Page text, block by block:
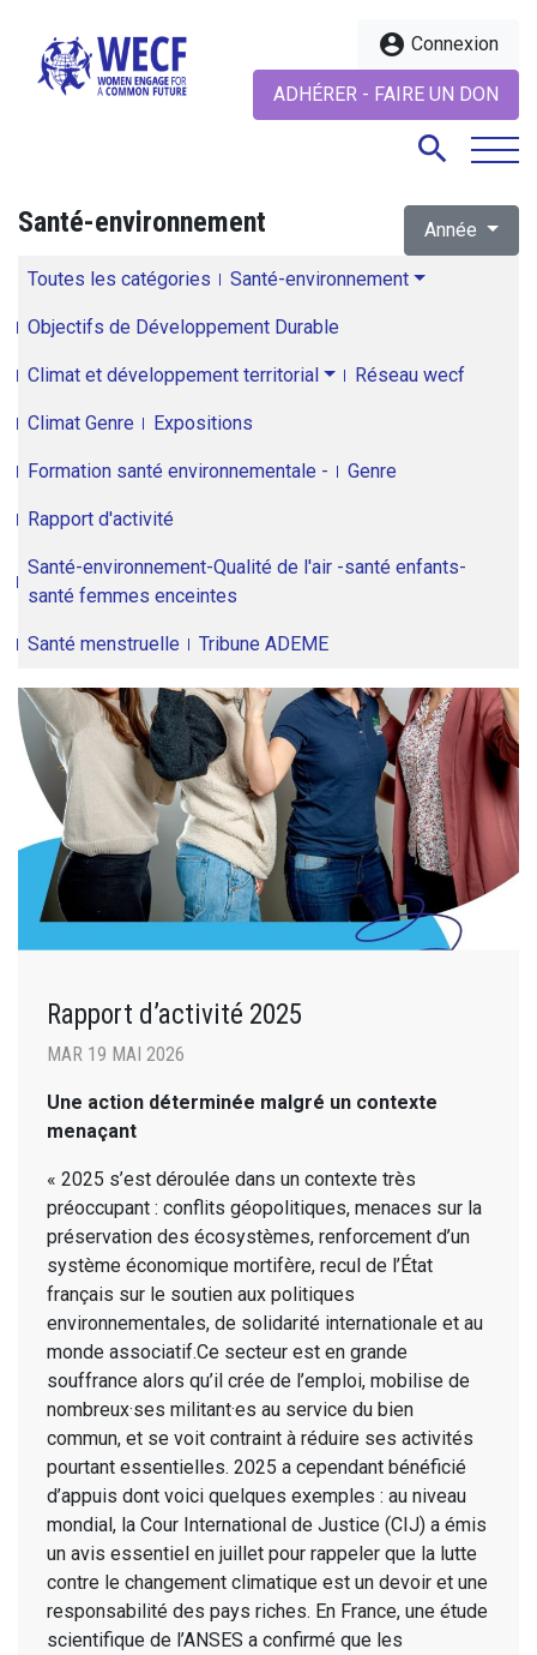
account_circle Connexion
ADHÉRER - FAIRE UN DON
search
Santé-environnement Année
Toutes les catégories Santé-environnement
Objectifs de Développement Durable
Climat et développement territorial Réseau wecf
Climat Genre Expositions
Formation santé environnementale - Genre
Rapport d'activité
Santé-environnement-Qualité de l'air -santé enfants-
santé femmes enceintes
Santé menstruelle Tribune ADEME
Rapport d’activité 2025
MAR 19 MAI 2026
Une action déterminée malgré un contexte
menaçant
« 2025 s’est déroulée dans un contexte très
préoccupant : conflits géopolitiques, menaces sur la
préservation des écosystèmes, renforcement d’un
système économique mortifère, recul de l’État
français sur le soutien aux politiques
environnementales, de solidarité internationale et au
monde associatif.Ce secteur est en grande
souffrance alors qu’il crée de l’emploi, mobilise de
nombreux·ses militant·es au service du bien
commun, et se voit contraint à réduire ses activités
pourtant essentielles. 2025 a cependant bénéficié
d’appuis dont voici quelques exemples : au niveau
mondial, la Cour International de Justice (CIJ) a émis
un avis essentiel en juillet pour rappeler que la lutte
contre le changement climatique est un devoir et une
responsabilité des pays riches. En France, une étude
scientifique de l’ANSES a confirmé que les